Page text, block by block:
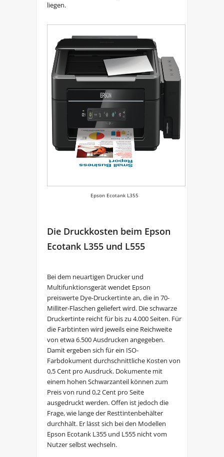
liegen.
Epson Ecotank L355
Die Druckkosten beim Epson
Ecotank L355 und L555
Bei dem neuartigen Drucker und
Multifunktionsgerät wendet Epson
preiswerte Dye-Druckertinte an, die in 70-
Milliter-Flaschen geliefert wird. Die schwarze
Druckertinte reicht für bis zu 4.000 Seiten. Für
die Farbtinten wird jeweils eine Reichweite
von etwa 6.500 Ausdrucken angegeben.
Damit ergeben sich für ein ISO-
Farbdokument durchschnittliche Kosten von
0,5 Cent pro Ausdruck. Dokumente mit
einem hohen Schwarzanteil können zum
Preis von rund 0,2 Cent pro Seite
ausgedruckt werden. Offen ist jedoch die
Frage, wie lange der Resttintenbehälter
durchhält. Er lässt sich bei den Modellen
Epson Ecotank L355 und L555 nicht vom
Nutzer selbst wechseln.